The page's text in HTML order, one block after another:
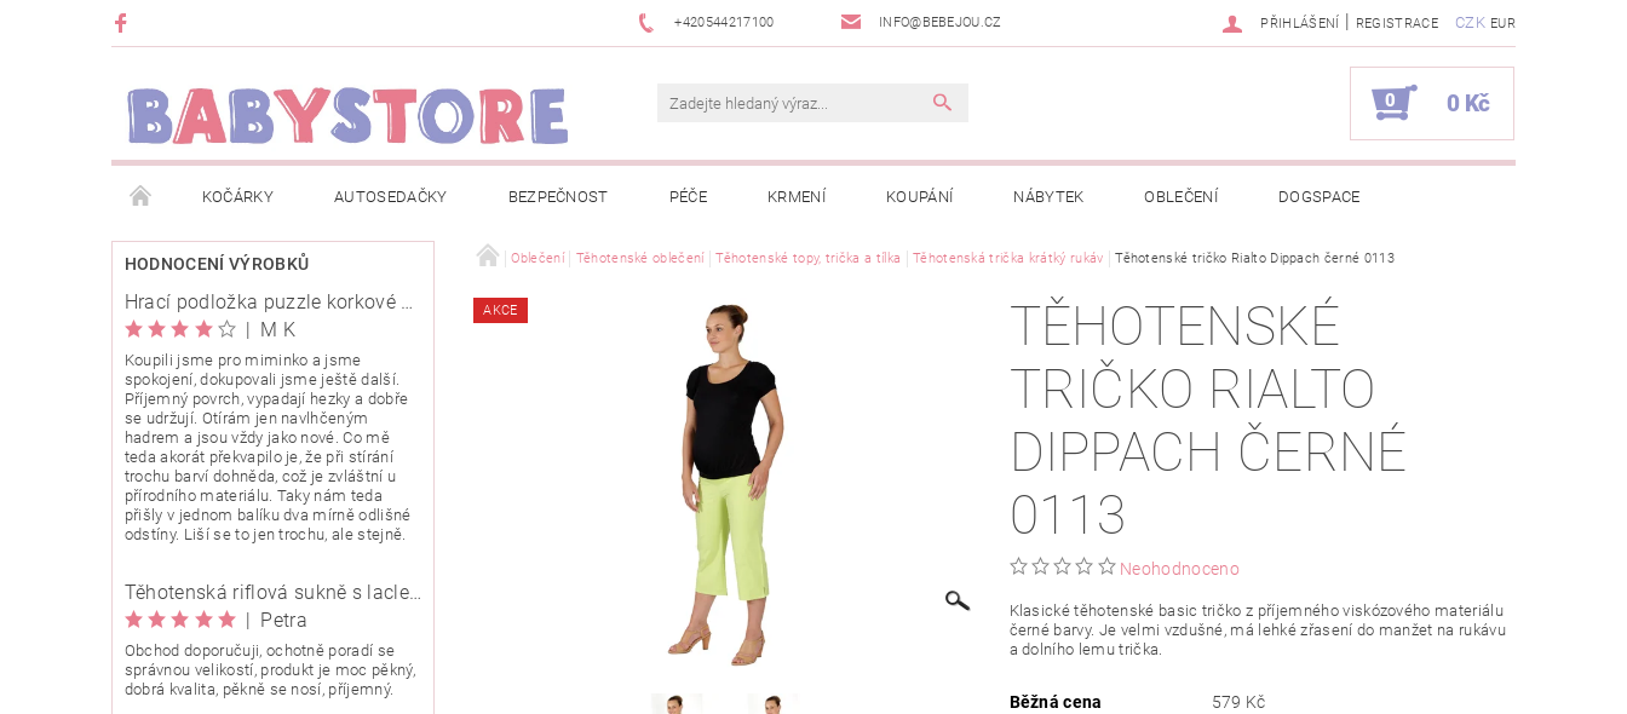
+420544217100 INFO@BEBEJOU.CZ CZK EUR
PŘIHLÁŠENÍ | REGISTRACE
0 0 Kč
KOČÁRKY AUTOSEDAČKY BEZPEČNOST PÉČE KRMENÍ KOUPÁNÍ NÁBYTEK OBLEČENÍ DOGSPACE
METRÁŽ ZNAČKY ROZBALENO NEBO Z VÝSTAVY JAK SPRÁVNĚ ÚRČIT VELIKOST JAK KOUPIT KOLEKCI Z BÉBÉ-JOU
OBCHODNÍ PODMÍNKY INFORMACE O EVIDENCI TRŽEB EET INFORMACE O ZPRACOVÁNÍ OSOBNÍCH ÚDAJŮ NAPIŠTE NÁM KONTAKTY
O NÁS KARIERA KLUB BABYSTORE ODSTOUPENÍ OD SMLOUVY MOJE OBJEDNÁVKA
HODNOCENÍ VÝROBKŮ
Hrací podložka puzzle korkové 120x120cm
| M K
Koupili jsme pro miminko a jsme
spokojení, dokupovali jsme ještě další.
Příjemný povrch, vypadají hezky a dobře
se udržují. Otírám jen navlhčeným
hadrem a jsou vždy jako nové. Co mě
teda akorát překvapilo je, že při stírání
trochu barví dohněda, což je zvláštní u
přírodního materiálu. Taky nám teda
přišly v jednom balíku dva mírně odlišné
odstíny. Liší se to jen trochu, ale stejně.
Těhotenská riflová sukně s laclem Rialto Wingles 01753
| Petra
Obchod doporučuji, ochotně poradí se
správnou velikostí, produkt je moc pěkný,
dobrá kvalita, pěkně se nosí, příjemný.
Oblečení Těhotenské oblečení Těhotenské topy, trička a tílka Těhotenská trička krátký rukáv Těhotenské tričko Rialto Dippach černé 0113
AKCE
TĚHOTENSKÉ
TRIČKO RIALTO
DIPPACH ČERNÉ
0113
Neohodnoceno
Klasické těhotenské basic tričko z příjemného viskózového materiálu
černé barvy. Je velmi vzdušné, má lehké zřasení do manžet na rukávu
a dolního lemu trička.
Běžná cena
579 Kč